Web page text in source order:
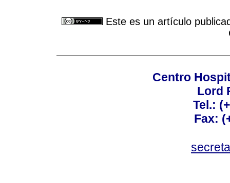
Este es un artículo
Centro
Lord
Tel.:
Fax: